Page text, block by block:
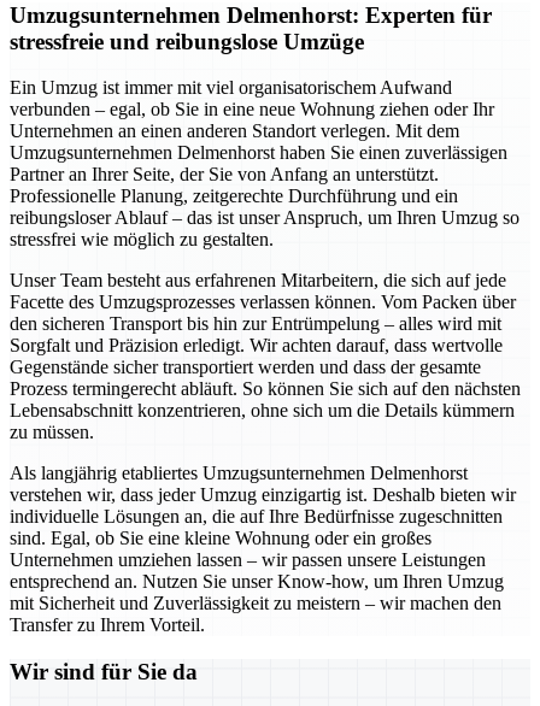
Umzugsunternehmen Delmenhorst: Experten für
stressfreie und reibungslose Umzüge
Ein Umzug ist immer mit viel organisatorischem Aufwand
verbunden – egal, ob Sie in eine neue Wohnung ziehen oder Ihr
Unternehmen an einen anderen Standort verlegen. Mit dem
Umzugsunternehmen Delmenhorst haben Sie einen zuverlässigen
Partner an Ihrer Seite, der Sie von Anfang an unterstützt.
Professionelle Planung, zeitgerechte Durchführung und ein
reibungsloser Ablauf – das ist unser Anspruch, um Ihren Umzug so
stressfrei wie möglich zu gestalten.
Unser Team besteht aus erfahrenen Mitarbeitern, die sich auf jede
Facette des Umzugsprozesses verlassen können. Vom Packen über
den sicheren Transport bis hin zur Entrümpelung – alles wird mit
Sorgfalt und Präzision erledigt. Wir achten darauf, dass wertvolle
Gegenstände sicher transportiert werden und dass der gesamte
Prozess termingerecht abläuft. So können Sie sich auf den nächsten
Lebensabschnitt konzentrieren, ohne sich um die Details kümmern
zu müssen.
Als langjährig etabliertes Umzugsunternehmen Delmenhorst
verstehen wir, dass jeder Umzug einzigartig ist. Deshalb bieten wir
individuelle Lösungen an, die auf Ihre Bedürfnisse zugeschnitten
sind. Egal, ob Sie eine kleine Wohnung oder ein großes
Unternehmen umziehen lassen – wir passen unsere Leistungen
entsprechend an. Nutzen Sie unser Know-how, um Ihren Umzug
mit Sicherheit und Zuverlässigkeit zu meistern – wir machen den
Transfer zu Ihrem Vorteil.
Wir sind für Sie da